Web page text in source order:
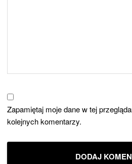
Zapamiętaj moje dane w tej
kolejnych komentarzy.